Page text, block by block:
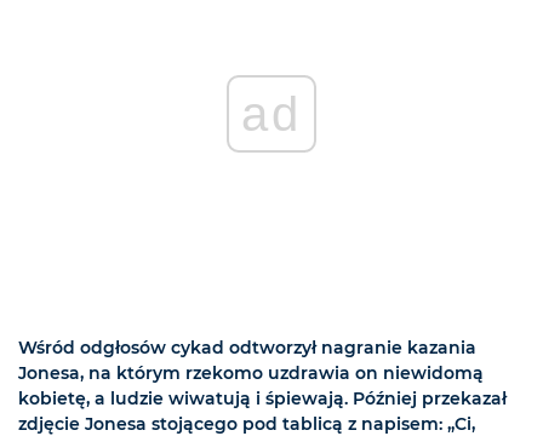
ad
Wśród odgłosów cykad odtworzył nagranie kazania
Jonesa, na którym rzekomo uzdrawia on niewidomą
kobietę, a ludzie wiwatują i śpiewają. Później przekazał
zdjęcie Jonesa stojącego pod tablicą z napisem: „Ci,